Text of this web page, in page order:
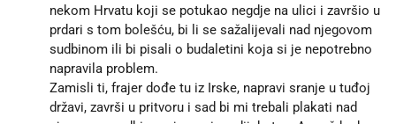
nekom Hrvatu koji se potukao negdje na ulici i završio u
prdari s tom bolešću, bi li se sažalijevali nad njegovom
sudbinom ili bi pisali o budaletini koja si je nepotrebno
napravila problem.
Zamisli ti, frajer dođe tu iz Irske, napravi sranje u tuđoj
državi, završi u pritvoru i sad bi mi trebali plakati nad